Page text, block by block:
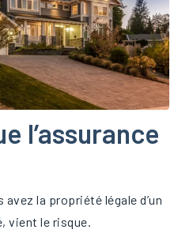
l’assurance
la propriété légale d’un
vient le risque.